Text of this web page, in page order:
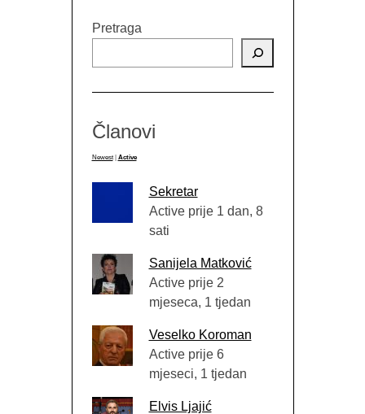
Pretraga
Članovi
Newest Active
Sekretar
Active prije 1 dan, 8
sati
Sanijela Matković
Active prije 2
mjeseca, 1 tjedan
Veselko Koroman
Active prije 6
mjeseci, 1 tjedan
Elvis Ljajić